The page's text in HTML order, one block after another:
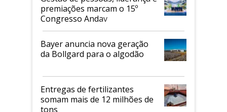
premiações marcam o 15º
Congresso Andav
Bayer anuncia nova geração
da Bollgard para o algodão
Entregas de fertilizantes
somam mais de 12 milhões de
tons